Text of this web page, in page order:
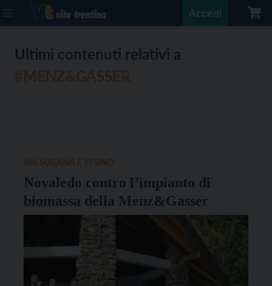
Accedi
Ultimi contenuti relativi a
Novaledo contro l’impianto di
biomassa della Menz&Gasser